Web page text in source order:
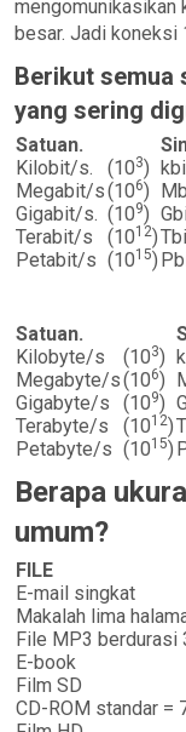
mengomunikasikan
besar. Jadi koneksi
Berikut semua
yang sering
Satuan.
Kilobit/s.
(103)
Megabit/s(106)
Gigabit/s. (109)
Terabit/s
(1012)
Petabit/s (1015)
Satuan.
Kilobyte/s
(103)
Megabyte/s(106)
Gigabyte/s
(109)
Terabyte/s
(1012)
Petabyte/s (1015)
Berapa
umum?
FILE
E-mail singkat
Makalah lima
File MP3 berdurasi
E-book
Film SD
CD-ROM standar =